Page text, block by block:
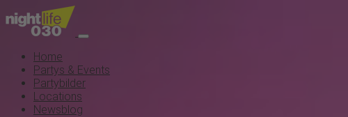
Home
Partys & Events
Partybilder
Locations
Newsblog